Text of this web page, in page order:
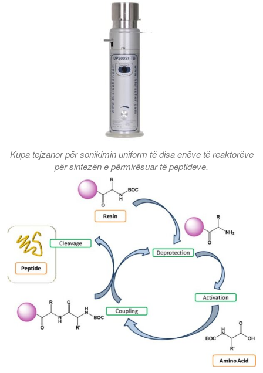
Kupa tejzanor për sonikimin uniform të disa enëve të reaktorëve
për sintezën e përmirësuar të peptideve.